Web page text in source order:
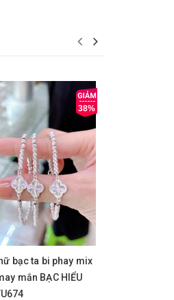
38%
bạc ta bi phay mix
mắn BẠC HIỂU
ngay